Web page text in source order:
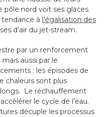
nord voit ses glaces
à l’égalisation des
d’air du jet-stream.
par un renforcement
aussi par le
: les épisodes de
chaleurs sont plus
Le réchauffement
le cycle de l’eau.
décuple les processus